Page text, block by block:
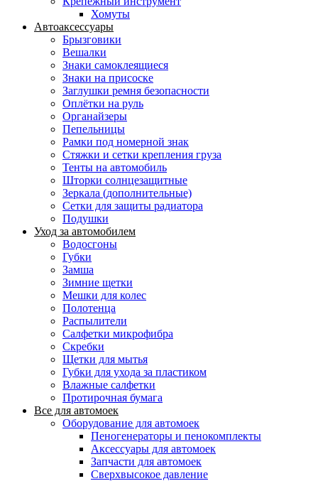
Хомуты
Автоаксессуары
Брызговики
Вешалки
Знаки самоклеящиеся
Знаки на присоске
Заглушки ремня безопасности
Оплётки на руль
Органайзеры
Пепельницы
Рамки под номерной знак
Стяжки и сетки крепления груза
Тенты на автомобиль
Шторки солнцезащитные
Зеркала (дополнительные)
Сетки для защиты радиатора
Подушки
Уход за автомобилем
Водосгоны
Губки
Замша
Зимние щетки
Мешки для колес
Полотенца
Распылители
Салфетки микрофибра
Скребки
Щетки для мытья
Губки для ухода за пластиком
Влажные салфетки
Протирочная бумага
Все для автомоек
Оборудование для автомоек
Пеногенераторы и пенокомплекты
Аксессуары для автомоек
Запчасти для автомоек
Сверхвысокое давление